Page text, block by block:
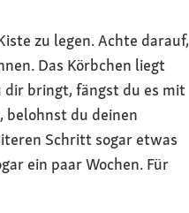
zu legen. Achte darauf,
Das Körbchen liegt
dir bringt, fängst du es mit
belohnst du deinen
Schritt sogar etwas
ein paar Wochen. Für